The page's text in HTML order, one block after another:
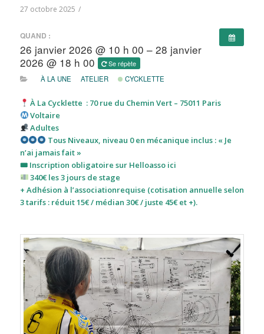
27 octobre 2025 /
QUAND :
26 janvier 2026 @ 10 h 00 – 28 janvier
2026 @ 18 h 00
Se répète
À LA UNE
ATELIER CYCKLETTE
À La Cycklette : 70 rue du Chemin Vert – 75011 Paris
Voltaire
Adultes
Tous Niveaux, niveau 0 en mécanique inclus : « Je
n’ai jamais fait »
🎟 Inscription obligatoire sur Helloasso ici
340€ les 3 jours de stage
+ Adhésion à l’associationrequise (cotisation annuelle selon
3 tarifs : réduit 15€ / médian 30€ / juste 45€ et+).